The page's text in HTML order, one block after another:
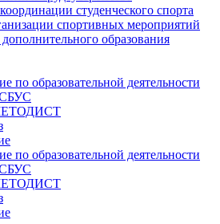
студенческого спорта
спортивных мероприятий
образования
по образовательной деятельности
по образовательной деятельности